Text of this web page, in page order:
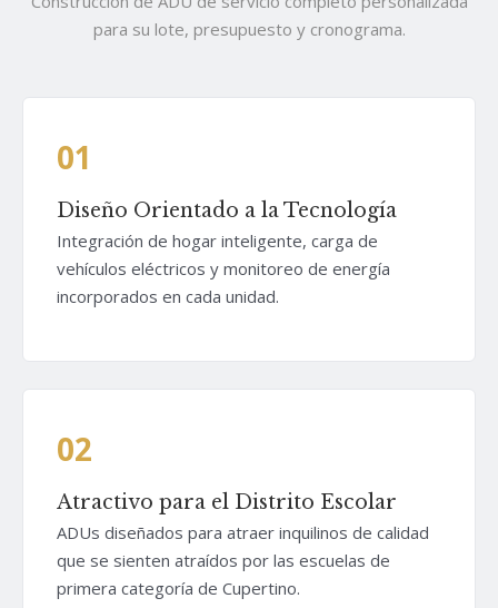
para su lote, presupuesto y cronograma.
01
Diseño Orientado a la Tecnología
Integración de hogar inteligente, carga de
vehículos eléctricos y monitoreo de energía
incorporados en cada unidad.
02
Atractivo para el Distrito Escolar
ADUs diseñados para atraer inquilinos de calidad
que se sienten atraídos por las escuelas de
primera categoría de Cupertino.